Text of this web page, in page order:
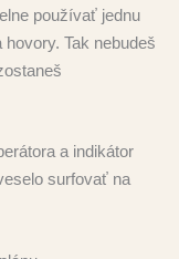
používať jednu
Tak nebudeš
a indikátor
surfovať na